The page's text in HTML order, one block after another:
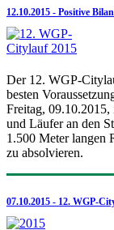
12.10.2015 - Positive
Der 12. WGP-
besten
Freitag, 09.10.2015,
und Läufer an den
1.500 Meter langen
zu absolvieren.
07.10.2015 - 12. WGP-